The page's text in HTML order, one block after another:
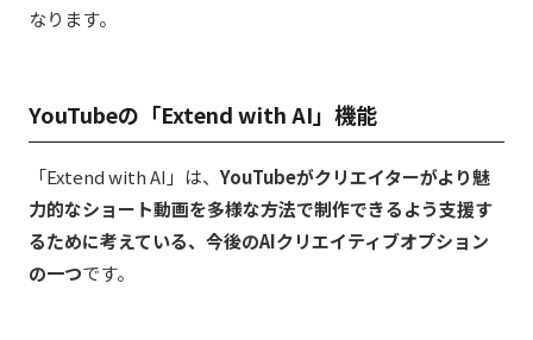
なります。
YouTubeの「Extend with AI」機能
「Extend with AI」は、YouTubeがクリエイターがより魅
力的なショート動画を多様な方法で制作できるよう支援す
るために考えている、今後のAIクリエイティブオプション
の一つです。